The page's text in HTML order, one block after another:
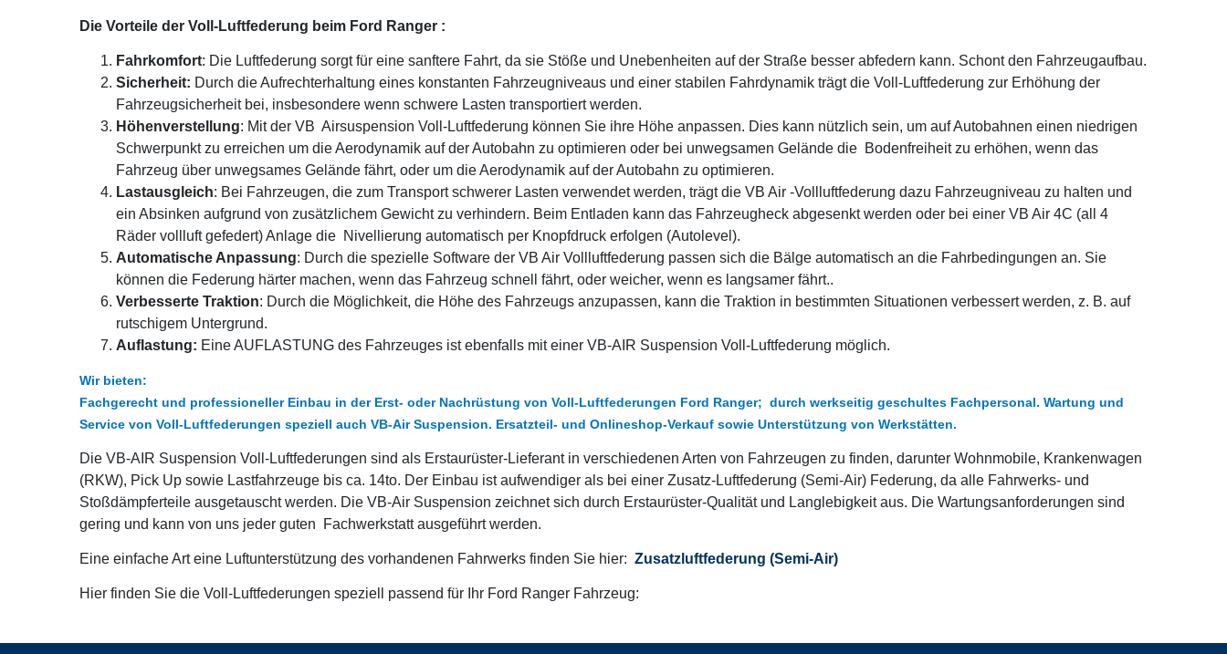
Die Vorteile der Voll-Luftfederung beim Ford Ranger :
Fahrkomfort: Die Luftfederung sorgt für eine sanftere Fahrt, da sie Stöße und Unebenheiten auf der Straße besser abfedern kann. Schont den Fahrzeugaufbau.
Sicherheit: Durch die Aufrechterhaltung eines konstanten Fahrzeugniveaus und einer stabilen Fahrdynamik trägt die Voll-Luftfederung zur Erhöhung der
Fahrzeugsicherheit bei, insbesondere wenn schwere Lasten transportiert werden.
Höhenverstellung: Mit der VB Airsuspension Voll-Luftfederung können Sie ihre Höhe anpassen. Dies kann nützlich sein, um auf Autobahnen einen niedrigen
Schwerpunkt zu erreichen um die Aerodynamik auf der Autobahn zu optimieren oder bei unwegsamen Gelände die Bodenfreiheit zu erhöhen, wenn das
Fahrzeug über unwegsames Gelände fährt, oder um die Aerodynamik auf der Autobahn zu optimieren.
Lastausgleich: Bei Fahrzeugen, die zum Transport schwerer Lasten verwendet werden, trägt die VB Air -Vollluftfederung dazu Fahrzeugniveau zu halten und
ein Absinken aufgrund von zusätzlichem Gewicht zu verhindern. Beim Entladen kann das Fahrzeugheck abgesenkt werden oder bei einer VB Air 4C (all 4
Räder vollluft gefedert) Anlage die Nivellierung automatisch per Knopfdruck erfolgen (Autolevel).
Automatische Anpassung: Durch die spezielle Software der VB Air Vollluftfederung passen sich die Bälge automatisch an die Fahrbedingungen an. Sie
können die Federung härter machen, wenn das Fahrzeug schnell fährt, oder weicher, wenn es langsamer fährt..
Verbesserte Traktion: Durch die Möglichkeit, die Höhe des Fahrzeugs anzupassen, kann die Traktion in bestimmten Situationen verbessert werden, z. B. auf
rutschigem Untergrund.
Auflastung: Eine AUFLASTUNG des Fahrzeuges ist ebenfalls mit einer VB-AIR Suspension Voll-Luftfederung möglich.
Wir bieten:
Fachgerecht und professioneller Einbau in der Erst- oder Nachrüstung von Voll-Luftfederungen Ford Ranger; durch werkseitig geschultes Fachpersonal. Wartung und
Service von Voll-Luftfederungen speziell auch VB-Air Suspension. Ersatzteil- und Onlineshop-Verkauf sowie Unterstützung von Werkstätten.
Die VB-AIR Suspension Voll-Luftfederungen sind als Erstaurüster-Lieferant in verschiedenen Arten von Fahrzeugen zu finden, darunter Wohnmobile, Krankenwagen
(RKW), Pick Up sowie Lastfahrzeuge bis ca. 14to. Der Einbau ist aufwendiger als bei einer Zusatz-Luftfederung (Semi-Air) Federung, da alle Fahrwerks- und
Stoßdämpferteile ausgetauscht werden. Die VB-Air Suspension zeichnet sich durch Erstaurüster-Qualität und Langlebigkeit aus. Die Wartungsanforderungen sind
gering und kann von uns jeder guten Fachwerkstatt ausgeführt werden.
Eine einfache Art eine Luftunterstützung des vorhandenen Fahrwerks finden Sie hier: Zusatzluftfederung (Semi-Air)
Hier finden Sie die Voll-Luftfederungen speziell passend für Ihr Ford Ranger Fahrzeug: